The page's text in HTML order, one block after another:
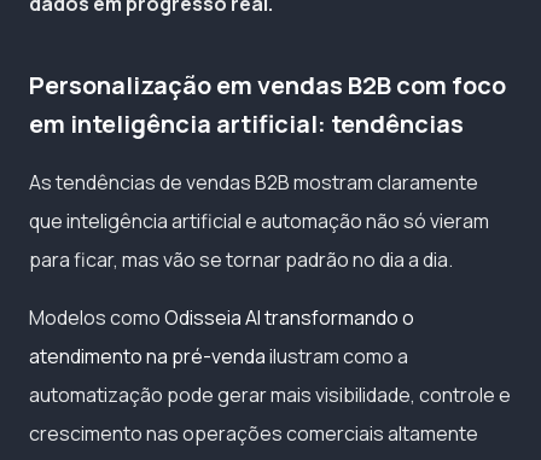
Personalização em vendas B2B com foco
em inteligência artificial: tendências
As tendências de vendas B2B mostram claramente
que inteligência artificial e automação não só vieram
para ficar, mas vão se tornar padrão no dia a dia.
Modelos comoOdisseia AI transformando o
atendimento na pré-vendailustram como a
automatização pode gerar mais visibilidade, controle e
crescimento nas operações comerciais altamente